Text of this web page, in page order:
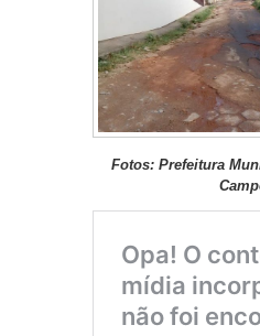
Fotos: Prefeitura